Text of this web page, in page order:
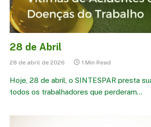
28 de Abril
28 de abril de 2026 1 Min Read
Hoje, 28 de abril, o SINTESPAR presta
todos os trabalhadores que perderam…